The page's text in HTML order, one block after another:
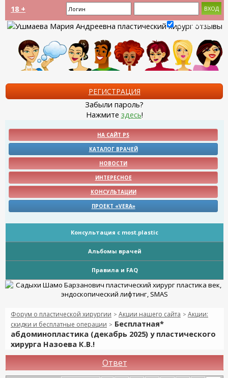
18 +
Запомнить?
РЕГИСТРАЦИЯ
Забыли пароль?
Нажмите здесь!
НА САЙТ PS
КАТАЛОГ ВРАЧЕЙ
НОВОСТИ
ИНТЕРЕСНОЕ
КОНСУЛЬТАЦИИ
ПРОЕКТ «VERA»
Консультация с most.plastic
Альбомы врачей
Правила и FAQ
Форум о пластической хирургии > Акции нашего сайта > Акции:
скидки и бесплатные операции > Бесплатная*
абдоминопластика (декабрь 2025) у пластического
хирурга Назоева К.В.!
Ответ